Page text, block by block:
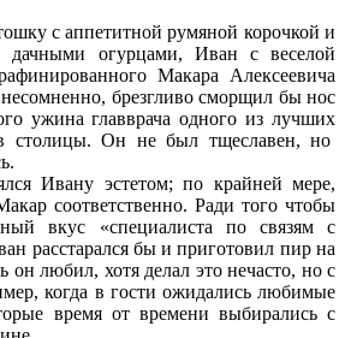
с аппетитной румяной корочкой и
дачными огурцами, Иван с веселой
Макара Алексеевича
брезгливо сморщил бы нос
ужина главврача одного из лучших
столицы. Он не был тщеславен, но
Ивану эстетом; по крайней мере,
соответственно. Ради того чтобы
вкус «специалиста по связям с
расстарался бы и приготовил пир на
он любил, хотя делал это нечасто, но с
когда в гости ожидались любимые
время от времени выбирались с